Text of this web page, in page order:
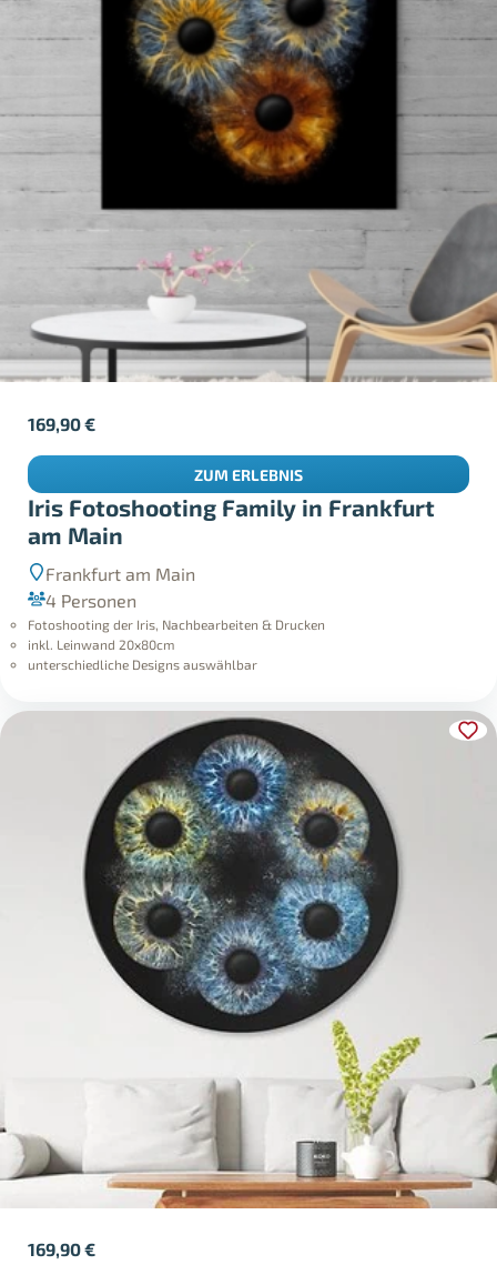
Iris Fotoshooting Family in Frankfurt
am Main
Frankfurt am Main
4 Personen
Fotoshooting der Iris, Nachbearbeiten & Drucken
inkl. Leinwand 20x80cm
unterschiedliche Designs auswählbar
169,90€
ZUM ERLEBNIS
169,90€